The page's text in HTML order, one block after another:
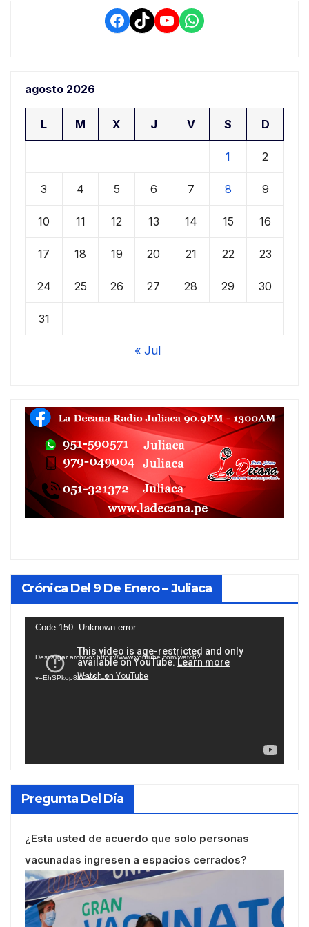
Facebook
TikTokYouTube
WhatsApp
agosto 2026
L M X J V S D
1 2
3 4 5 6 7 8 9
10 11 12 13 14 15 16
17 18 19 20 21 22 23
24 25 26 27 28 29 30
31
« Jul
Crónica Del 9 De Enero – Juliaca
Reproductor
vídeo
Code 150: Unknown error.
Descargar archivo: https://www.youtube.com/watch?
v=EhSPkop8KPY&_=1
Pregunta Del Día
¿Esta usted de acuerdo que solo personas
vacunadas ingresen a espacios cerrados?